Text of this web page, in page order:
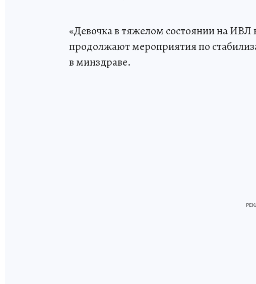
«Девочка в тяжелом состоянии на ИВЛ
продолжают мероприятия по
в минздраве.